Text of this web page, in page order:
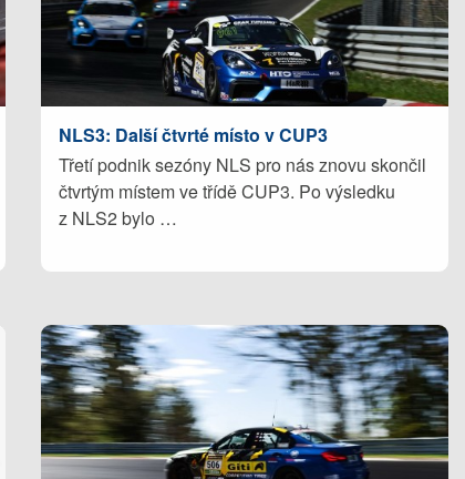
NLS3: Další čtvrté místo v CUP3
Třetí podnik sezóny NLS pro nás znovu skončil
čtvrtým místem ve třídě CUP3. Po výsledku
z NLS2 bylo …